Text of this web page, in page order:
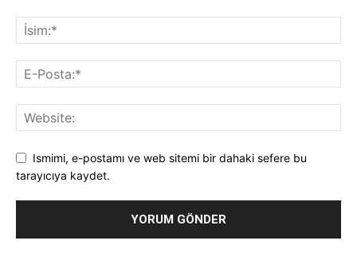
Ismimi, e-postamı ve web sitemi bir dahaki sefere bu
tarayıcıya kaydet.